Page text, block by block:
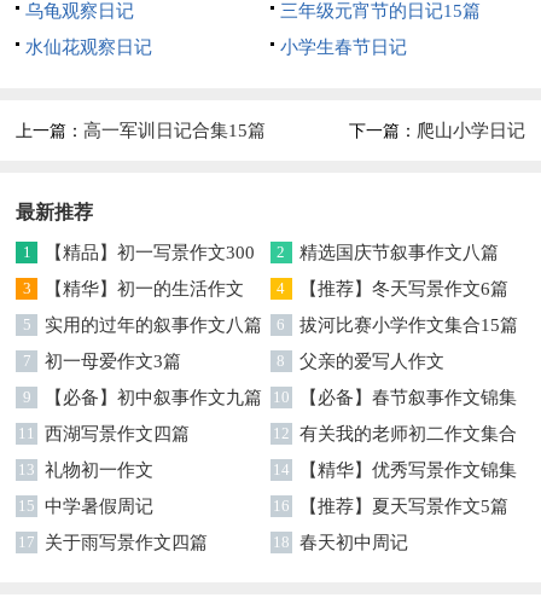
乌龟观察日记
三年级元宵节的日记15篇
水仙花观察日记
小学生春节日记
上一篇： 高一军训日记合集15篇 下一篇： 爬山小学日记
最新推荐
1
【精品】初一写景作文300
字锦集8篇
2 精选国庆节叙事作文八篇
3
【精华】初一的生活作文
300字集合九篇
4 【推荐】冬天写景作文6篇
5 实用的过年的叙事作文八篇 6 拔河比赛小学作文集合15篇
7 初一母爱作文3篇 8 父亲的爱写人作文
9 【必备】初中叙事作文九篇 10
【必备】春节叙事作文锦集
五篇
11 西湖写景作文四篇 12 有关我的老师初二作文集合
五篇
13 礼物初一作文 14
【精华】优秀写景作文锦集
10篇
15 中学暑假周记 16 【推荐】夏天写景作文5篇
17 关于雨写景作文四篇 18 春天初中周记